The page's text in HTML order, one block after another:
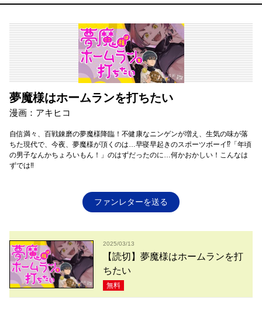
夢魔様はホームランを打ちたい
漫画：アキヒコ
自信満々、百戦錬磨の夢魔様降臨！不健康なニンゲンが増え、生気の味が落
ちた現代で、今夜、夢魔様が頂くのは…早寝早起きのスポーツボーイ⁉「年頃
の男子なんかちょろいもん！」のはずだったのに…何かおかしい！こんなは
ずでは‼
ファンレターを送る
2025/03/13
【読切】夢魔様はホームランを打
ちたい
無料